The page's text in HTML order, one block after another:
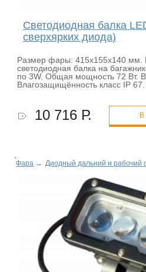
Светодиодная балка
сверхярких диода)
Размер фары: 415х155х140 мм.
светодиодная балка на
по 3W. Общая мощность 72 Вт.
Влагозащищённость класс IP 67.
10 716 Р.
Фара → Диодный дальний и рабочий